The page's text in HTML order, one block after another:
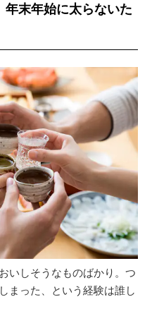
末年始に太らないた
いしそうなものばかり。つ
まった、という経験は誰し